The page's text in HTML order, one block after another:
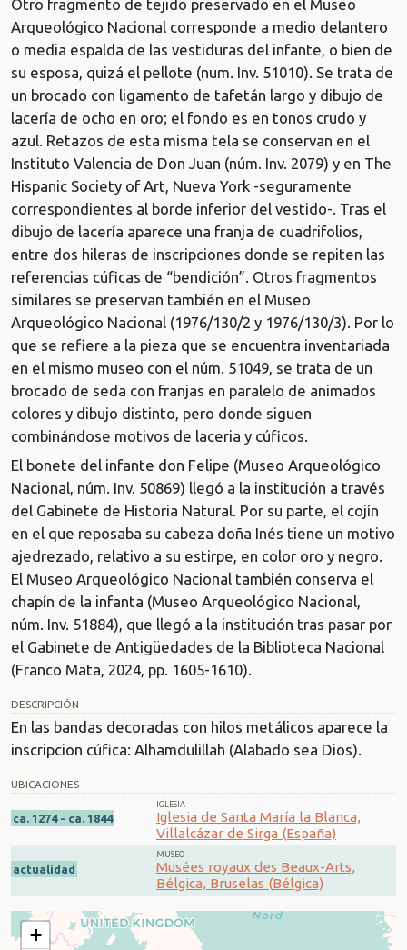
Otro fragmento de tejido preservado en el Museo
Arqueológico Nacional corresponde a medio delantero
o media espalda de las vestiduras del infante, o bien de
su esposa, quizá el pellote (num. Inv. 51010). Se trata de
un brocado con ligamento de tafetán largo y dibujo de
lacería de ocho en oro; el fondo es en tonos crudo y
azul. Retazos de esta misma tela se conservan en el
Instituto Valencia de Don Juan (núm. Inv. 2079) y en The
Hispanic Society of Art, Nueva York -seguramente
correspondientes al borde inferior del vestido-. Tras el
dibujo de lacería aparece una franja de cuadrifolios,
entre dos hileras de inscripciones donde se repiten las
referencias cúficas de “bendición”. Otros fragmentos
similares se preservan también en el Museo
Arqueológico Nacional (1976/130/2 y 1976/130/3). Por lo
que se refiere a la pieza que se encuentra inventariada
en el mismo museo con el núm. 51049, se trata de un
brocado de seda con franjas en paralelo de animados
colores y dibujo distinto, pero donde siguen
combinándose motivos de laceria y cúficos.
El bonete del infante don Felipe (Museo Arqueológico
Nacional, núm. Inv. 50869) llegó a la institución a través
del Gabinete de Historia Natural. Por su parte, el cojín
en el que reposaba su cabeza doña Inés tiene un motivo
ajedrezado, relativo a su estirpe, en color oro y negro.
El Museo Arqueológico Nacional también conserva el
chapín de la infanta (Museo Arqueológico Nacional,
núm. Inv. 51884), que llegó a la institución tras pasar por
el Gabinete de Antigüedades de la Biblioteca Nacional
(Franco Mata, 2024, pp. 1605-1610).
DESCRIPCIÓN
En las bandas decoradas con hilos metálicos aparece la
inscripcion cúfica: Alhamdulillah (Alabado sea Dios).
UBICACIONES
ca. 1274 - ca. 1844
IGLESIA
Iglesia de Santa María la Blanca,
Villalcázar de Sirga (España)
actualidad
MUSEO
Musées royaux des Beaux-Arts,
Bélgica, Bruselas (Bélgica)
+